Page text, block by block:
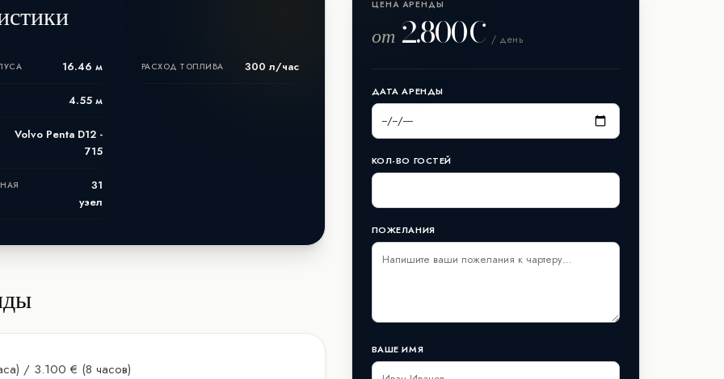
16.46 м
4.55 м
Volvo Penta D12 -
715
31
узел
РАСХОД ТОПЛИВА 300 л/час
/ 3.100 € (8 часов)
ЦЕНА АРЕНДЫ
от 2.800€ / день
ДАТА АРЕНДЫ
КОЛ-ВО ГОСТЕЙ
ПОЖЕЛАНИЯ
ВАШЕ ИМЯ